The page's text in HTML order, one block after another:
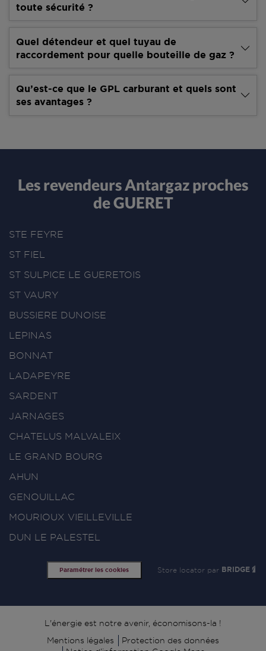
toute sécurité ?
Quel détendeur et quel tuyau de
raccordement pour quelle bouteille de gaz ?
Qu’est-ce que le GPL carburant et quels sont
ses avantages ?
Les revendeurs Antargaz proches
de GUERET
STE FEYRE
ST FIEL
ST SULPICE LE GUERETOIS
ST VAURY
BUSSIERE DUNOISE
LEPINAS
BONNAT
LADAPEYRE
SARDENT
JARNAGES
CHATELUS MALVALEIX
LE GRAND BOURG
AHUN
GENOUILLAC
MOURIOUX VIEILLEVILLE
DUN LE PALESTEL
Paramétrer les cookies Store locator par BRIDGE
Signature
L'énergie est notre avenir, économisons-la !
Mentions légales
Protection des données